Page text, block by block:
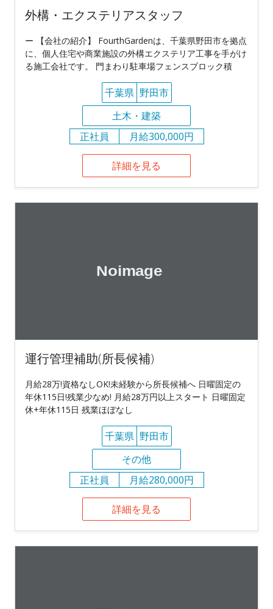
外構・エクステリアスタッフ
ー 【会社の紹介】 FourthGardenは、千葉県野田市を拠点
に、個人住宅や商業施設の外構エクステリア工事を手がけ
る施工会社です。 門まわり駐車場フェンスブロック積
千葉県 野田市
土木・建築
正社員
月給300,000円
詳細を見る
運行管理補助(所長候補)
月給28万!資格なしOK!未経験から所長候補へ 日曜固定の
年休115日!残業少なめ! 月給28万円以上スタート 日曜固定
休+年休115日 残業ほぼなし
千葉県 野田市
その他
正社員
月給280,000円
詳細を見る